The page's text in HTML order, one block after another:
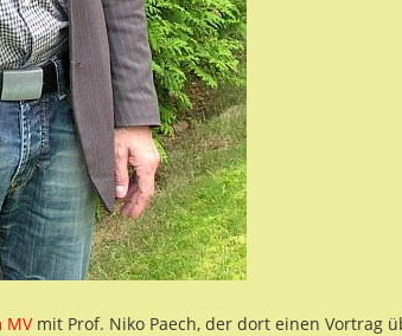
MVmit Prof. Niko Paech, der dort einen Vortrag